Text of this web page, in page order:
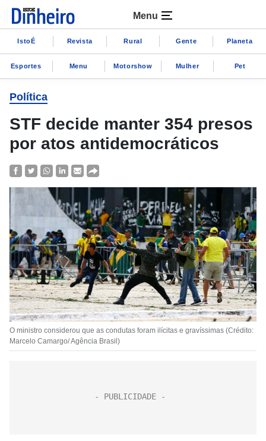
Menu
IstoÉ Revista Rural Gente Planeta
Esportes Menu Motorshow Mulher Pet
Política
STF decide manter 354 presos
por atos antidemocráticos
O ministro considerou que as condutas foram ilícitas e gravíssimas (Crédito:
Marcelo Camargo/ Agência Brasil)